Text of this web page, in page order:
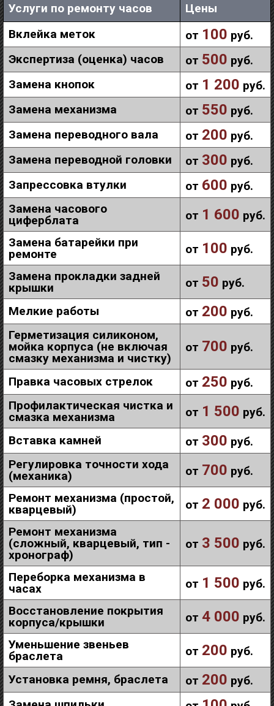
Услуги по ремонту часов
Цены
Вклейка меток
от 100 руб.
Экспертиза (оценка) часов
от 500 руб.
Замена кнопок
от 1 200 руб.
Замена механизма
от 550 руб.
Замена переводного вала
от 200 руб.
Замена переводной головки
от 300 руб.
Запрессовка втулки
от 600 руб.
Замена часового
циферблата
от 1 600 руб.
Замена батарейки при
ремонте
от 100 руб.
Замена прокладки задней
крышки
от 50 руб.
Мелкие работы
от 200 руб.
Герметизация силиконом,
мойка корпуса (не включая
смазку механизма и чистку)
от 700 руб.
Правка часовых стрелок от 250 руб.
Профилактическая чистка и
смазка механизма
от 1 500 руб.
Вставка камней
от 300 руб.
Регулировка точности хода
(механика)
от 700 руб.
Ремонт механизма (простой,
кварцевый)
от 2 000 руб.
Ремонт механизма
(сложный, кварцевый, тип -
хронограф)
от 3 500 руб.
Переборка механизма в
часах
от 1 500 руб.
Восстановление покрытия
корпуса/крышки
от 4 000 руб.
Уменьшение звеньев
браслета
от 200 руб.
Установка ремня, браслета
от 200 руб.